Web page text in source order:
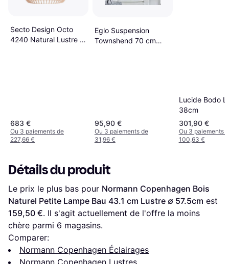
Secto Design Octo
4240 Natural Lustre ∅
683 €
Ou 3 paiements de
227,66 €
Eglo Suspension
Townshend 70 cm
95,90 €
Ou 3 paiements de
31,96 €
Lucide Bodo
38cm
301,90 €
Ou 3 paiements
100,63 €
Détails du produit
Le prix le plus bas pour Normann Copenhagen Bois
Naturel Petite Lampe Bau 43.1 cm Lustre ∅ 57.5cm
159,50 €. Il s'agit actuellement de l'offre la moins
chère parmi 6 magasins.
Comparer:
Normann Copenhagen Éclairages
Normann Copenhagen Lustres